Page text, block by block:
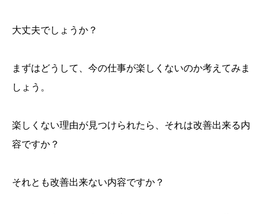
大丈夫でしょうか？
まずはどうして、今の仕事が楽しくないのか考えてみま
しょう。
楽しくない理由が見つけられたら、それは改善出来る内
容ですか？
それとも改善出来ない内容ですか？